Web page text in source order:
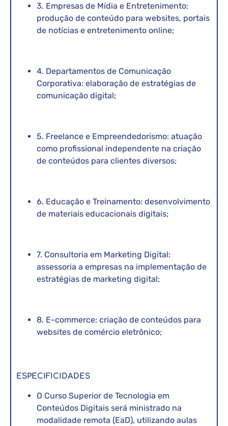
3. Empresas de Mídia e Entretenimento:
produção de conteúdo para websites, portais
de notícias e entretenimento online;
4. Departamentos de Comunicação
Corporativa: elaboração de estratégias de
comunicação digital;
5. Freelance e Empreendedorismo: atuação
como profissional independente na criação
de conteúdos para clientes diversos;
6. Educação e Treinamento: desenvolvimento
de materiais educacionais digitais;
7. Consultoria em Marketing Digital:
assessoria a empresas na implementação de
estratégias de marketing digital;
8. E-commerce: criação de conteúdos para
websites de comércio eletrônico;
ESPECIFICIDADES
O Curso Superior de Tecnologia em
Conteúdos Digitais será ministrado na
modalidade remota (EaD), utilizando aulas